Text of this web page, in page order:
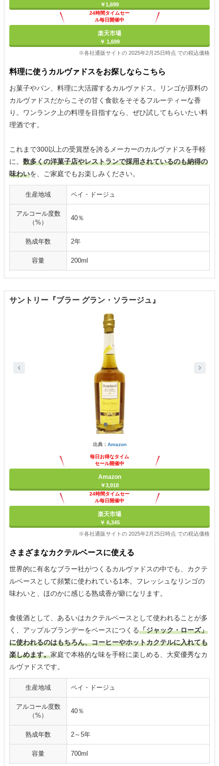
￥1,699
24時間タイムセー
ル毎日開催中
楽天市場
￥ 1,699
※各社通販サイトの 2025年2月25日時点 での税込価格
料理に使うカルヴァドスをお探しならこちら
お菓子やパン、料理に大活躍するカルヴァドス。リンゴが原料の
カルヴァドスだからこその甘く食欲をそそるフルーティーな香
り。ワンランク上の料理を目指すなら、ぜひ試してもらいたい料
理酒です。
これまで300以上の受賞歴を誇るメーカーのカルヴァドスを手軽
に。 数多くの洋菓子店やレストランで採用されているのも納得の
味わいを、ご家庭でもお楽しみください。
生産地域 ペイ・ドージュ
アルコール度数
（%）
40％
熟成年数 2年
容量 200ml
サントリー『ブラー グラン・ソラージュ』
出典： Amazon
毎日お得なタイム
セール開催中
Amazon
￥3,918
24時間タイムセー
ル毎日開催中
楽天市場
￥ 6,345
※各社通販サイトの 2025年2月25日時点 での税込価格
さまざまなカクテルベースに使える
世界的に有名なブラー社がつくるカルヴァドスの中でも、カクテ
ルベースとして頻繁に使われている1本。フレッシュなリンゴの
味わいと、ほのかに感じる熟成香が癖になリます。
食後酒として、あるいはカクテルベースとして使われることが多
く、アップルブランデーをベースにつくる「ジャック・ローズ」
に使われるのはもちろん、コーヒーやホットカクテルに入れても
楽しめます。家庭で本格的な味を手軽に楽しめる、大変優秀なカ
ルヴァドスです。
生産地域 ペイ・ドージュ
アルコール度数
（%）
40％
熟成年数 2～5年
容量 700ml